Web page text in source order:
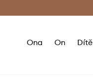
Ona On Dítě